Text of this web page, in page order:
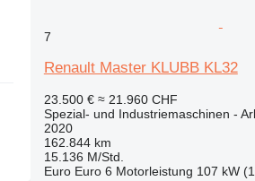
7
Renault Master KLUBB KL32
23.500 € ≈ 21.960 CHF
Spezial- und Industriemaschinen -
2020
162.844 km
15.136 M/Std.
Euro Euro 6 Motorleistung 107 kW